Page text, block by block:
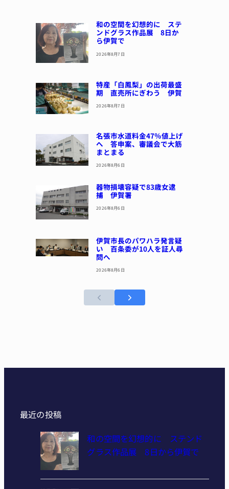
和の空間を幻想的に ステ
ンドグラス作品展 8日か
ら伊賀で
2026年8月7日
特産「白鳳梨」の出荷最盛
期 直売所にぎわう 伊賀
2026年8月7日
名張市水道料金47％値上げ
へ 答申案、審議会で大筋
まとまる
2026年8月6日
器物損壊容疑で83歳女逮
捕 伊賀署
2026年8月6日
伊賀市長のパワハラ発言疑
い 百条委が10人を証人尋
問へ
2026年8月6日
最近の投稿
和の空間を幻想的に ステンド
グラス作品展 8日から伊賀で